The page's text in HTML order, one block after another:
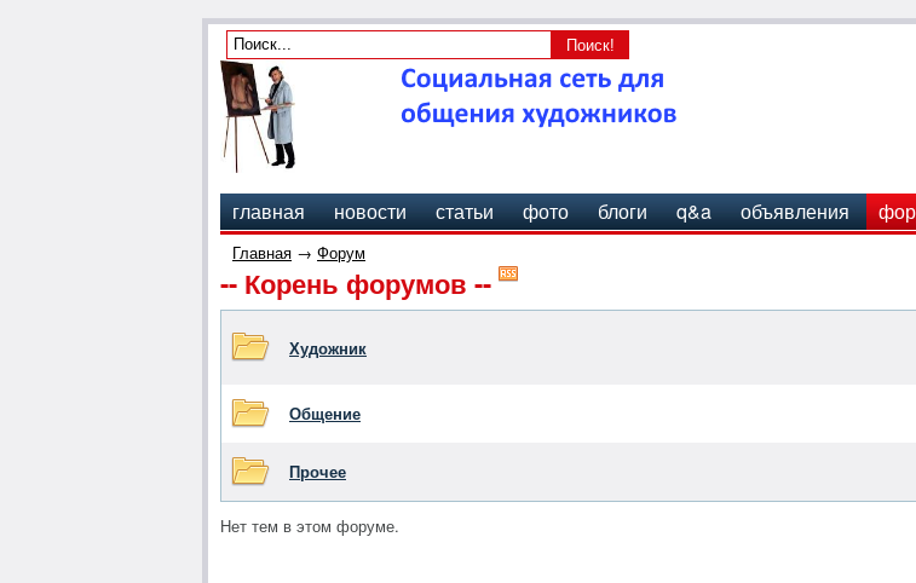
главная новости статьи фото блоги q&a объявления
Главная → Форум
-- Корень форумов --
Художник
Общение
Прочее
Нет тем в этом форуме.